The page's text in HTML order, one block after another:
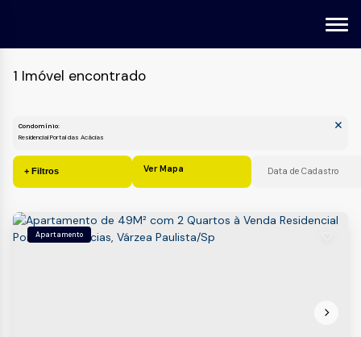
1 Imóvel encontrado
Condomínio:
Ver Mapa
Apartamento